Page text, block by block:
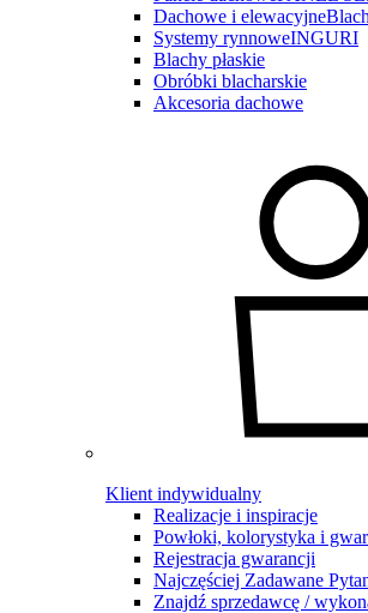
Dachowe i elewacyjne
Systemy rynnoweINGURI
Blachy płaskie
Obróbki blacharskie
Akcesoria dachowe
Klient indywidualny
Realizacje i inspiracje
Powłoki, kolorystyka i
Rejestracja gwarancji
Najczęściej Zadawane
Znajdź sprzedawcę /